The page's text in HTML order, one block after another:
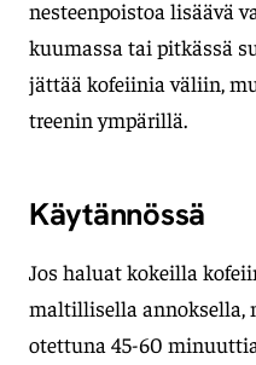
nesteenpoistoa lisäävä
kuumassa tai pitkässä
jättää kofeiinia väliin,
treenin ympärillä.
Käytännössä
Jos haluat kokeilla
maltillisella annoksella,
otettuna 45-60